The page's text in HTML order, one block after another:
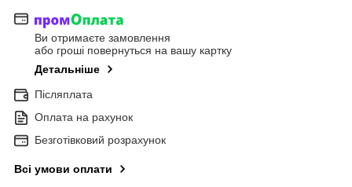
Ви отримаєте замовлення
або гроші повернуться на вашу картку
Детальніше
Післяплата
Оплата на рахунок
Безготівковий розрахунок
Всі умови оплати